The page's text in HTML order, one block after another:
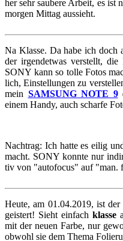
her sehr sau­be­re Ar­beit, es ist
mor­gen Mit­tag aus­sieht.
Na Klas­se. Da habe ich doch
der ir­gend­et­was ver­stellt,
SONY kann so tolle Fotos
lich, Ein­stel­lun­gen zu
mein SAM­SUNG NOTE 9
einem Handy, auch schar­fe
Nach­trag: Ich hatte es eilig
macht. SONY konn­te nur
tiv von "au­to­fo­cus" auf "man.
Heute, am 01.04.2019, ist
geis­tert! Sieht ein­fach klas­se
mit der neuen Farbe, nur
ob­wohl sie dem Thema